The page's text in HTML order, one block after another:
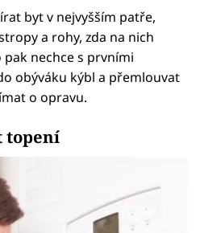
byt v nejvyšším patře,
a rohy, zda na nich
nechce s prvními
obýváku kýbl a přemlouvat
o opravu.
topení